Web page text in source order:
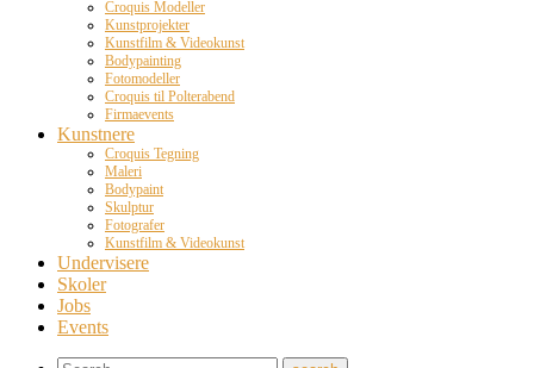
Croquis Modeller
Kunstprojekter
Kunstfilm & Videokunst
Bodypainting
Fotomodeller
Croquis til Polterabend
Firmaevents
Kunstnere
Croquis Tegning
Maleri
Bodypaint
Skulptur
Fotografer
Kunstfilm & Videokunst
Undervisere
Skoler
Jobs
Events